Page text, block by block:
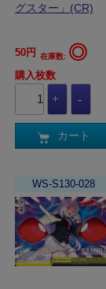
グスター」(CR)
50円 在庫数: ◎
購入枚数
カート
WS-S130-028